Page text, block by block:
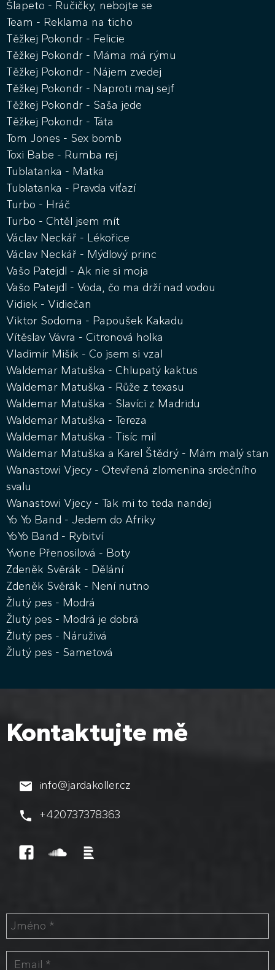
Šlapeto - Ručičky, nebojte se
Team - Reklama na ticho
Těžkej Pokondr - Felicie
Těžkej Pokondr - Máma má rýmu
Těžkej Pokondr - Nájem zvedej
Těžkej Pokondr - Naproti maj sejf
Těžkej Pokondr - Saša jede
Těžkej Pokondr - Táta
Tom Jones - Sex bomb
Toxi Babe - Rumba rej
Tublatanka - Matka
Tublatanka - Pravda víťazí
Turbo - Hráč
Turbo - Chtěl jsem mít
Václav Neckář - Lékořice
Václav Neckář - Mýdlový princ
Vašo Patejdl - Ak nie si moja
Vašo Patejdl - Voda, čo ma drží nad vodou
Vidiek - Vidiečan
Viktor Sodoma - Papoušek Kakadu
Vítěslav Vávra - Citronová holka
Vladimír Mišík - Co jsem si vzal
Waldemar Matuška - Chlupatý kaktus
Waldemar Matuška - Růže z texasu
Waldemar Matuška - Slavíci z Madridu
Waldemar Matuška - Tereza
Waldemar Matuška - Tisíc mil
Waldemar Matuška a Karel Štědrý - Mám malý stan
Wanastowi Vjecy - Otevřená zlomenina srdečního
svalu
Wanastowi Vjecy - Tak mi to teda nandej
Yo Yo Band - Jedem do Afriky
YoYo Band - Rybitví
Yvone Přenosilová - Boty
Zdeněk Svěrák - Dělání
Zdeněk Svěrák - Není nutno
Žlutý pes - Modrá
Žlutý pes - Modrá je dobrá
Žlutý pes - Náruživá
Žlutý pes - Sametová
Kontaktujte mě
info@jardakoller.cz
+420737378363